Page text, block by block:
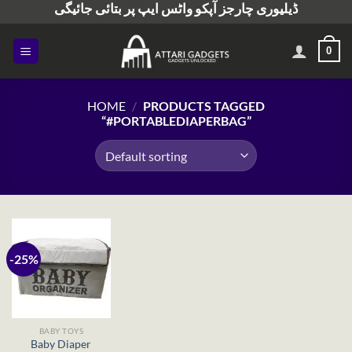
content
ڈیلیوری چارجز آپکو واٹس ایپ پر بتائی جائیگی
0
HOME / PRODUCTS TAGGED
“#PORTABLEDIAPERBAG”
-25%
BABY TOYS
Baby Diaper